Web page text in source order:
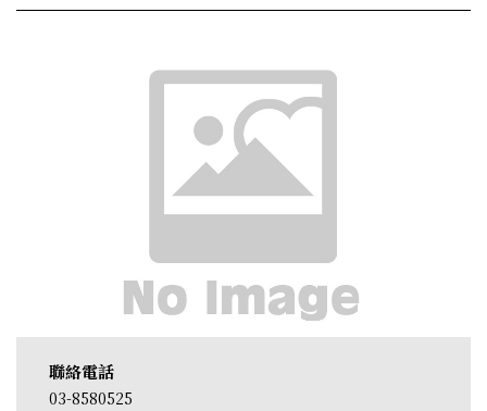
聯絡電話
03-8580525